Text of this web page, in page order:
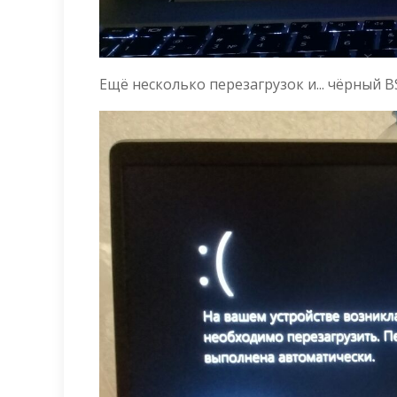
Ещё несколько перезагрузок и... чёрный